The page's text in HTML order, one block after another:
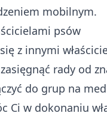
mobilnym.
psów
z innymi
rady od
do grup na
Ci w dokonaniu